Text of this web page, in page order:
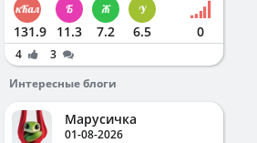
131.9 11.3 7.2 6.5 0
4
3
Интересные блоги
Марусичка
01-08-2026